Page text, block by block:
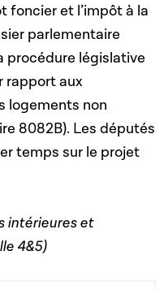
foncier et l’impôt à la
parlementaire
procédure législative
rapport aux
logements non
8082B). Les députés
temps sur le projet
intérieures et
4&5)